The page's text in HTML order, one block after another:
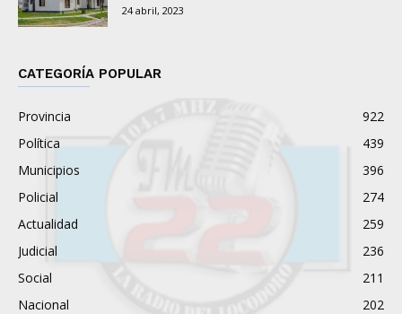
24 abril, 2023
CATEGORÍA POPULAR
Provincia
922
Política
439
Municipios
396
Policial
274
Actualidad
259
Judicial
236
Social
211
Nacional
202